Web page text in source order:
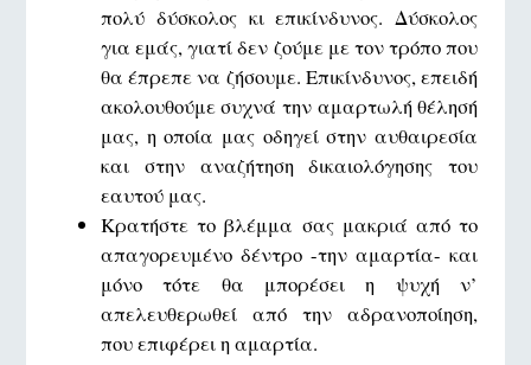
πολύ δύσκολος κι επικίνδυνος. Δύσκολος
για εμάς, γιατί δεν ζούμε με τον τρόπο που
θα έπρεπε να ζήσουμε. Επικίνδυνος, επειδή
ακολουθούμε συχνά την αμαρτωλή θέλησή
μας, η οποία μας οδηγεί στην αυθαιρεσία
και στην αναζήτηση δικαιολόγησης του
εαυτού μας.
Κρατήστε το βλέμμα σας μακριά από το
απαγορευμένο δέντρο -την αμαρτία- και
μόνο τότε θα μπορέσει η ψυχή ν’
απελευθερωθεί από την αδρανοποίηση,
που επιφέρει η αμαρτία.